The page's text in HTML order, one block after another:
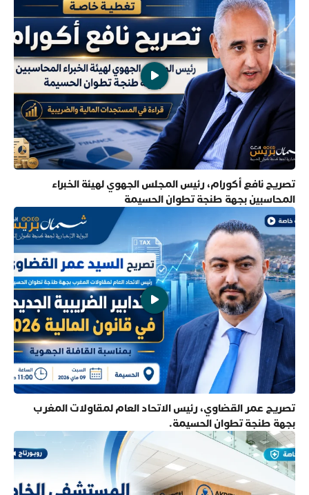
تصريح نافع أكورام، رئيس المجلس الجهوي لهيئة الخبراء
المحاسبين بجهة طنجة تطوان الحسيمة
تصريح عمر القضاوي، رئيس الاتحاد العام لمقاولات المغرب
بجهة طنجة تطوان الحسيمة.